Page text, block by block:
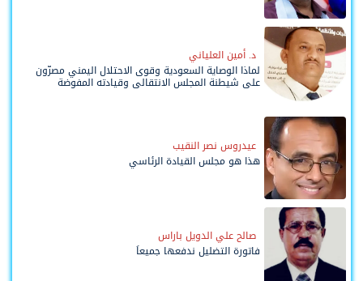
د. أمين العلياني
لماذا الوصاية السعودية وقوى الاحتلال اليمني مصرّون
على شيطنة المجلس الانتقالي وقيادته المفوضة
عيدروس نصر النقيب
هذا هو مجلس القيادة الرئاسي
صالح علي الدويل باراس
فاتورة التضليل ندفعها جميعاً